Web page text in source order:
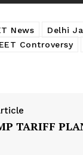
News
Delhi
Controversy
TARIFF